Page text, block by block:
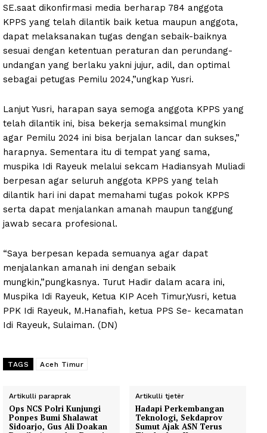
SE.saat dikonfirmasi media berharap 784 anggota
KPPS yang telah dilantik baik ketua maupun anggota,
dapat melaksanakan tugas dengan sebaik-baiknya
sesuai dengan ketentuan peraturan dan perundang-
undangan yang berlaku yakni jujur, adil, dan optimal
sebagai petugas Pemilu 2024,”ungkap Yusri.
Lanjut Yusri, harapan saya semoga anggota KPPS yang
telah dilantik ini, bisa bekerja semaksimal mungkin
agar Pemilu 2024 ini bisa berjalan lancar dan sukses,”
harapnya. Sementara itu di tempat yang sama,
muspika Idi Rayeuk melalui sekcam Hadiansyah Muliadi
berpesan agar seluruh anggota KPPS yang telah
dilantik hari ini dapat memahami tugas pokok KPPS
serta dapat menjalankan amanah maupun tanggung
jawab secara profesional.
“Saya berpesan kepada semuanya agar dapat
menjalankan amanah ini dengan sebaik
mungkin,”pungkasnya. Turut Hadir dalam acara ini,
Muspika Idi Rayeuk, Ketua KIP Aceh Timur,Yusri, ketua
PPK Idi Rayeuk, M.Hanafiah, ketua PPS Se- kecamatan
Idi Rayeuk, Sulaiman. (DN)
TAGS Aceh Timur
Artikulli paraprak
Ops NCS Polri Kunjungi
Ponpes Bumi Shalawat
Sidoarjo, Gus Ali Doakan
Artikulli tjetër
Hadapi Perkembangan
Teknologi, Sekdaprov
Sumut Ajak ASN Terus